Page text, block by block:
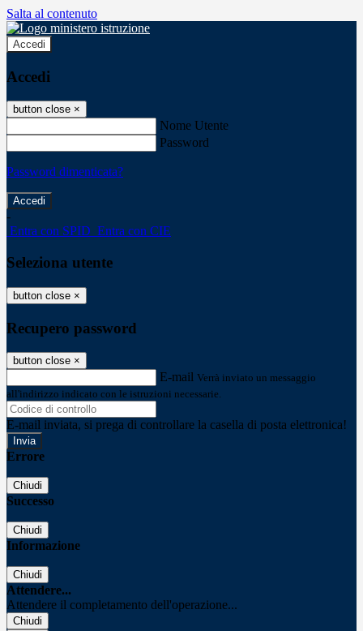
Salta al contenuto
Accedi
Accedi
button close ×
Nome Utente
Password
Password dimenticata?
-
Entra con SPID Entra con CIE
Seleziona utente
button close ×
Recupero password
button close ×
E-mail Verrà inviato un messaggio
all'indirizzo indicato con le istruzioni necessarie.
E-mail inviata, si prega di controllare la casella di posta elettronica!
Errore
Chiudi
Successo
Chiudi
Informazione
Chiudi
Attendere...
Attendere il completamento dell'operazione...
Chiudi